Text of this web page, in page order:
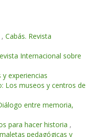
, Cabás. Revista
Internacional sobre
experiencias
Los museos y centros de
entre memoria,
para hacer historia ,
pedagógicas y